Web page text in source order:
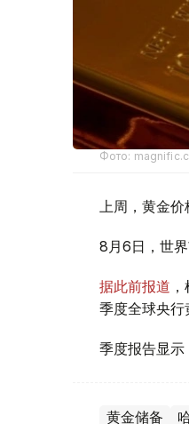
Фото:
上周，黄金
8月6日，世
据此前报道
季度全球央行
季度报告显示
黄金储备